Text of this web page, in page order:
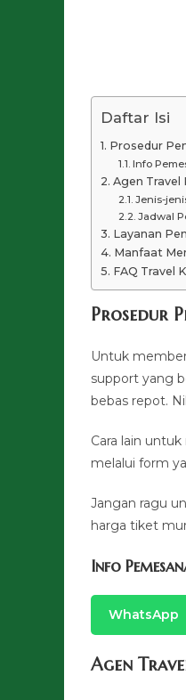
Daftar Isi
Prosedur
Info
Agen Travel
Jenis-
Jadwal
Layanan
Manfaat
FAQ Travel
Prosedur
Untuk
support yang
bebas repot.
Cara lain
melalui form
Jangan ragu
harga tiket
Info
WhatsApp
Agen